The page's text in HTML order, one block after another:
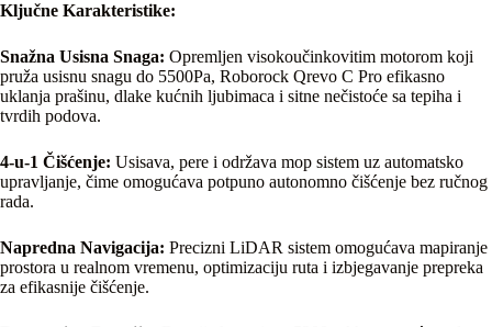
Ključne Karakteristike:
Snažna Usisna Snaga: Opremljen visokoučinkovitim motorom koji
pruža usisnu snagu do 5500Pa, Roborock Qrevo C Pro efikasno
uklanja prašinu, dlake kućnih ljubimaca i sitne nečistoće sa tepiha i
tvrdih podova.
4-u-1 Čišćenje: Usisava, pere i održava mop sistem uz automatsko
upravljanje, čime omogućava potpuno autonomno čišćenje bez ručnog
rada.
Napredna Navigacija: Precizni LiDAR sistem omogućava mapiranje
prostora u realnom vremenu, optimizaciju ruta i izbjegavanje prepreka
za efikasnije čišćenje.